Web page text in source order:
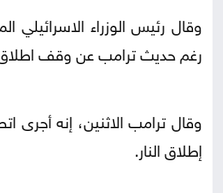
وقال رئيس الوزراء
رغم حديث ترامب عن وقف اطلاق
وقال ترامب الاثنين، إنه أجرى
إطلاق النار.